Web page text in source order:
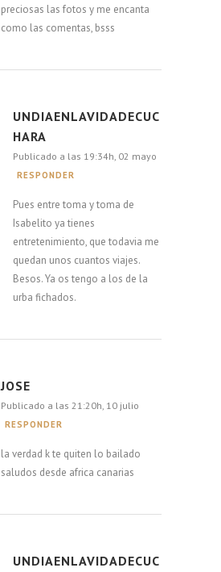
preciosas las fotos y me encanta
como las comentas, bsss
UNDIAENLAVIDADECUC
HARA
Publicado a las 19:34h, 02 mayo
RESPONDER
Pues entre toma y toma de
Isabelito ya tienes
entretenimiento, que todavia me
quedan unos cuantos viajes.
Besos. Ya os tengo a los de la
urba fichados.
JOSE
Publicado a las 21:20h, 10 julio
RESPONDER
la verdad k te quiten lo bailado
saludos desde africa canarias
UNDIAENLAVIDADECUC